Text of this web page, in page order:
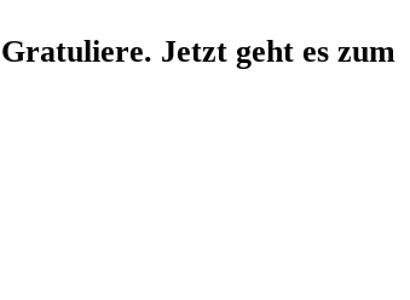
Jetzt geht es zum